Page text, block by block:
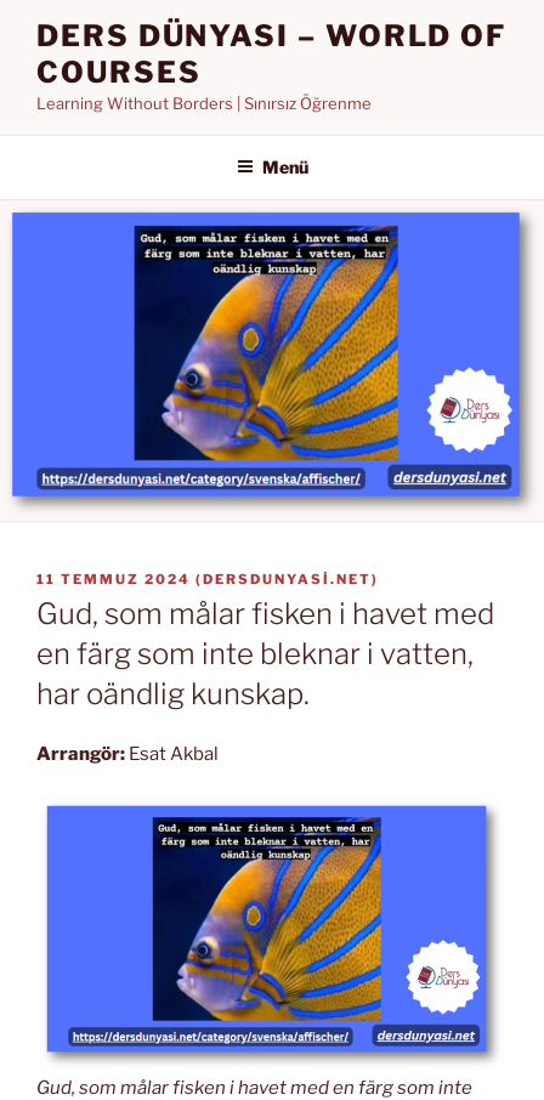
DERS DÜNYASI – WORLD OF
COURSES
Learning Without Borders | Sınırsız Öğrenme
Menü
YAYIM
TARIHI
11 TEMMUZ 2024 (DERSDUNYASI.NET)
Gud, som målar fisken i havet med
en färg som inte bleknar i vatten,
har oändlig kunskap.
Arrangör: Esat Akbal
Gud, som målar fisken i havet med en färg som inte